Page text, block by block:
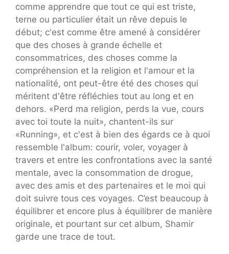
comme apprendre que tout ce qui est triste,
terne ou particulier était un rêve depuis le
début; c'est comme être amené à considérer
que des choses à grande échelle et
consommatrices, des choses comme la
compréhension et la religion et l'amour et la
nationalité, ont peut-être été des choses qui
méritent d'être réfléchies tout au long et en
dehors. «Perd ma religion, perds la vue, cours
avec toi toute la nuit», chantent-ils sur
«Running», et c'est à bien des égards ce à quoi
ressemble l'album: courir, voler, voyager à
travers et entre les confrontations avec la santé
mentale, avec la consommation de drogue,
avec des amis et des partenaires et le moi qui
doit suivre tous ces voyages. C’est beaucoup à
équilibrer et encore plus à équilibrer de manière
originale, et pourtant sur cet album, Shamir
garde une trace de tout.